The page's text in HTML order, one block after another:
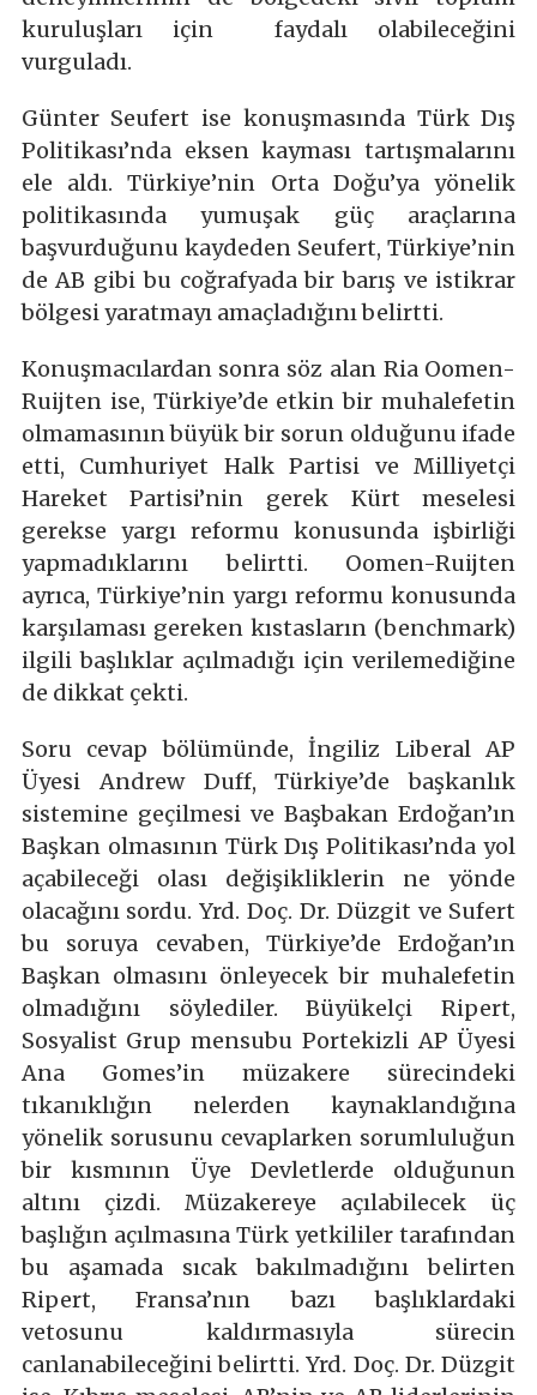
kuruluşları için faydalı olabileceğini
vurguladı.
Günter Seufert ise konuşmasında Türk Dış
Politikası’nda eksen kayması tartışmalarını
ele aldı. Türkiye’nin Orta Doğu’ya yönelik
politikasında yumuşak güç araçlarına
başvurduğunu kaydeden Seufert, Türkiye’nin
de AB gibi bu coğrafyada bir barış ve istikrar
bölgesi yaratmayı amaçladığını belirtti.
Konuşmacılardan sonra söz alan Ria Oomen-
Ruijten ise, Türkiye’de etkin bir muhalefetin
olmamasının büyük bir sorun olduğunu ifade
etti, Cumhuriyet Halk Partisi ve Milliyetçi
Hareket Partisi’nin gerek Kürt meselesi
gerekse yargı reformu konusunda işbirliği
yapmadıklarını belirtti. Oomen-Ruijten
ayrıca, Türkiye’nin yargı reformu konusunda
karşılaması gereken kıstasların (benchmark)
ilgili başlıklar açılmadığı için verilemediğine
de dikkat çekti.
Soru cevap bölümünde, İngiliz Liberal AP
Üyesi Andrew Duff, Türkiye’de başkanlık
sistemine geçilmesi ve Başbakan Erdoğan’ın
Başkan olmasının Türk Dış Politikası’nda yol
açabileceği olası değişikliklerin ne yönde
olacağını sordu. Yrd. Doç. Dr. Düzgit ve Sufert
bu soruya cevaben, Türkiye’de Erdoğan’ın
Başkan olmasını önleyecek bir muhalefetin
olmadığını söylediler. Büyükelçi Ripert,
Sosyalist Grup mensubu Portekizli AP Üyesi
Ana Gomes’in müzakere sürecindeki
tıkanıklığın nelerden kaynaklandığına
yönelik sorusunu cevaplarken sorumluluğun
bir kısmının Üye Devletlerde olduğunun
altını çizdi. Müzakereye açılabilecek üç
başlığın açılmasına Türk yetkililer tarafından
bu aşamada sıcak bakılmadığını belirten
Ripert, Fransa’nın bazı başlıklardaki
vetosunu kaldırmasıyla sürecin
canlanabileceğini belirtti. Yrd. Doç. Dr. Düzgit